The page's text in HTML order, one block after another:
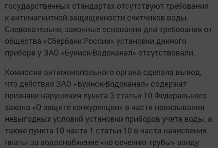
государственных стандартах отсутствуют требования
к антимагнитной защищенности счетчиков воды.
Следовательно, законные основания для требования от
общества «Сбербанк России» установки данного
прибора у ЗАО «Буинск-Водоканал» отсутствовали.
Комиссия антимонопольного органа сделала вывод,
что действия ЗАО «Буинск-Водоканал» содержат
признаки нарушения пункта 3 статьи 10 Федерального
закона «О защите конкуренции» в части навязывания
невыгодных условий установки приборов учета воды, а
также пункта 10 части 1 статьи 10 в части начисления
платы за водоснабжение «по сечению трубы» ввиду